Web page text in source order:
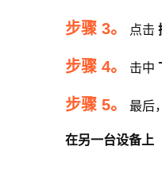
步骤 3。 点击
步骤 4。 击中
步骤 5。 最后
在另一台设备上